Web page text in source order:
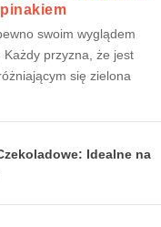
swoim wyglądem
przyzna, że jest
się zielona
Idealne na